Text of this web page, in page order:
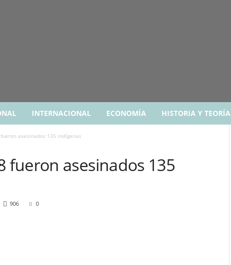
INTERNACIONAL ECONOMÍA HISTORIA Y TEORÍA
asesinados 135 indígenas
fueron asesinados 135
906 0